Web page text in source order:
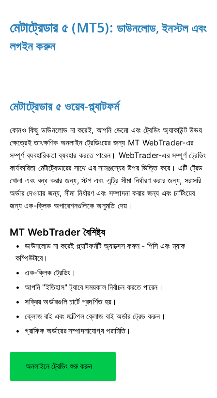
মেটাট্রেডার ৫ (MT5):ডাউনলোড, ইনস্টল এবং
লগইন করুন
মেটাট্রেডার ৫ ওয়েব-প্ল্যাটফর্ম
কোনও কিছু ডাউনলোড না করেই, আপনি ডেমো এবং ট্রেডিং অ্যাকাউন্ট উভয়
ক্ষেত্রেই তাৎক্ষণিক অনলাইন ট্রেডিংয়ের জন্য MT WebTrader-এর
সম্পূর্ণ ব্যবহারিকতা ব্যবহার করতে পারেন। WebTrader-এর সম্পূর্ণ ট্রেডিং
কার্যকারিতা মেটাট্রেডারের সাথে এর সামঞ্জস্যের উপর ভিত্তি করে। এটি ট্রেড
খোলা এবং বন্ধ করার জন্য, স্টপ এবং এন্ট্রি সীমা নির্ধারণ করার জন্য, সরাসরি
অর্ডার দেওয়ার জন্য, সীমা নির্ধারণ এবং সম্পাদনা করার জন্য এবং চার্টিংয়ের
জন্য এক-ক্লিক অপারেশনগুলিকে অনুমতি দেয়।
MT WebTrader বৈশিষ্ট্য
ডাউনলোড না করেই প্ল্যাটফর্মটি অ্যাক্সেস করুন - পিসি এবং ম্যাক
কম্পিউটারে।
এক-ক্লিক ট্রেডিং।
আপনি "ইতিহাস" ট্যাবে সময়কাল নির্বাচন করতে পারেন।
সক্রিয় অর্ডারগুলি চার্টে প্রদর্শিত হয়।
ক্লোজ বাই এবং মাল্টিপল ক্লোজ বাই অর্ডার ট্রেড করুন।
গ্রাফিক অর্ডারের সম্পাদনাযোগ্য পরামিতি।
অনলাইনে ট্রেডিং শুরু করুন